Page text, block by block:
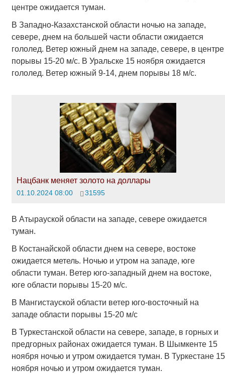
центре ожидается туман.
В Западно-Казахстанской области ночью на западе,
севере, днем на большей части области ожидается
гололед. Ветер южный днем на западе, севере, в центре
порывы 15-20 м/с. В Уральске 15 ноября ожидается
гололед. Ветер южный 9-14, днем порывы 18 м/с.
Нацбанк меняет золото на доллары
01.10.2024 08:00 31595
В Атырауской области на западе, севере ожидается
туман.
В Костанайской области днем на севере, востоке
ожидается метель. Ночью и утром на западе, юге
области туман. Ветер юго-западный днем на востоке,
юге области порывы 15-20 м/с.
В Мангистауской области ветер юго-восточный на
западе области порывы 15-20 м/с
В Туркестанской области на севере, западе, в горных и
предгорных районах ожидается туман. В Шымкенте 15
ноября ночью и утром ожидается туман. В Туркестане 15
ноября ночью и утром ожидается туман.